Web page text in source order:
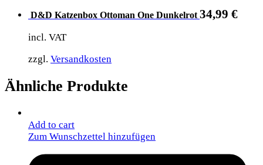
D&D Katzenbox Ottoman One Dunkelrot 34,99 €
incl. VAT
zzgl. Versandkosten
Ähnliche Produkte
Add to cart
Zum Wunschzettel hinzufügen